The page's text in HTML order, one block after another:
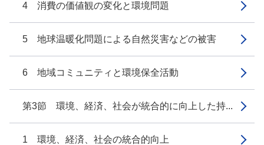
4 消費の価値観の変化と環境問題
5 地球温暖化問題による自然災害などの被害
6 地域コミュニティと環境保全活動
第3節 環境、経済、社会が統合的に向上した持...
1 環境、経済、社会の統合的向上